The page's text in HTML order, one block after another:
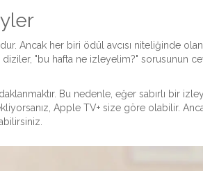
Ancak her biri ödül avcısı niteliğinde
"bu hafta ne izleyelim?" sorusunun
Bu nedenle, eğer sabırlı bir
Apple TV+ size göre olabilir.